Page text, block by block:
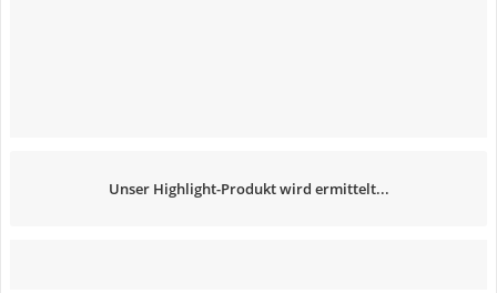
Unser Highlight-Produkt wird ermittelt...